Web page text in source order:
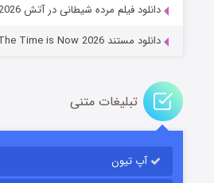
باب اسفنجی فصل
قسمت۶ (زیرنویس)
دانلود فیلم مرده شیطانی در آتش Evil Dead Burn 2026
دانلود مستند Bukayo Saka: The Time is Now 2026
تبلیغات متنی
آپ تیون